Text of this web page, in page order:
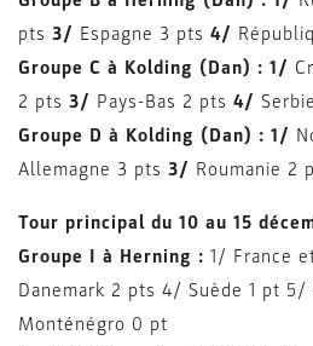
pts 3/ Espagne 3 pts 4/
Groupe C à Kolding (Dan) : 1/
2 pts 3/ Pays-Bas 2 pts 4/
Groupe D à Kolding (Dan) : 1/
Allemagne 3 pts 3/ Roumanie 2
Tour principal du 10 au 15
Groupe I à Herning : 1/ France
Danemark 2 pts 4/ Suède 1 pt 5/
Monténégro 0 pt